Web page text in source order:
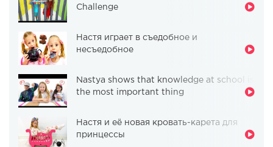
Challenge
Настя играет в съедобное и
несъедобное
Nastya shows that knowledge at school is
the most important thing
Настя и её новая кровать-карета для
принцессы